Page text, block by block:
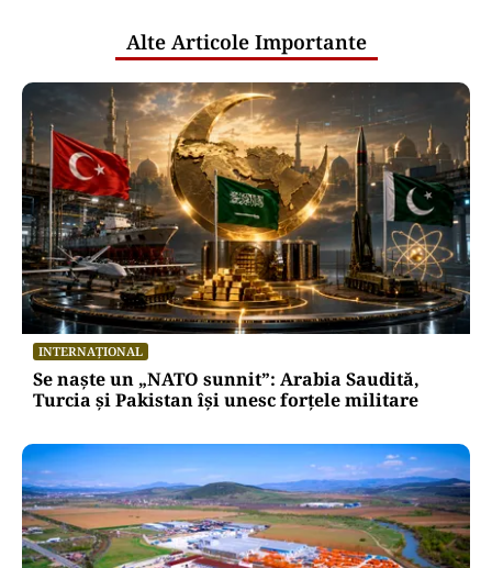
Alte Articole Importante
INTERNAȚIONAL
Se naște un „NATO sunnit”: Arabia Saudită,
Turcia și Pakistan își unesc forțele militare